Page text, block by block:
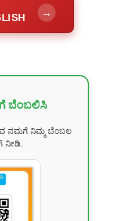
→
ಬೆಂಬಲಿಸಿ
ನಮಗೆ ನಿಮ್ಮ ಬೆಂಬಲ
ನೀಡಿ.